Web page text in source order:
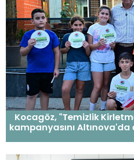
Kocagöz, "Temizlik
kampanyasını Altınova'da